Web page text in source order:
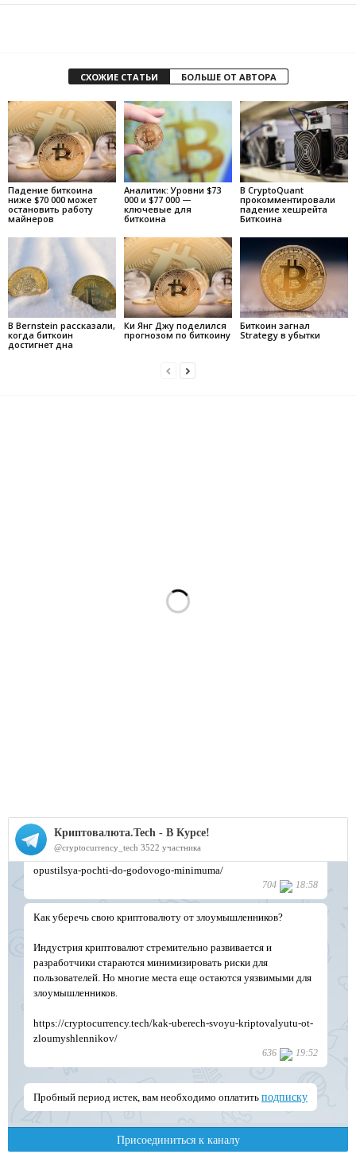
СХОЖИЕ СТАТЬИ БОЛЬШЕ ОТ АВТОРА
Падение биткоина
ниже $70 000 может
остановить работу
майнеров
Аналитик: Уровни $73
000 и $77 000 —
ключевые для
биткоина
В CryptoQuant
прокомментировали
падение хешрейта
Биткоина
В Bernstein рассказали,
когда биткоин
достигнет дна
Ки Янг Джу поделился
прогнозом по биткоину
Биткоин загнал
Strategy в убытки